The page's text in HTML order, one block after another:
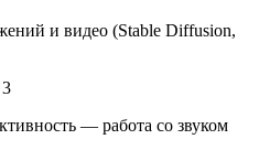
и видео (Stable Diffusion,
— работа со звуком